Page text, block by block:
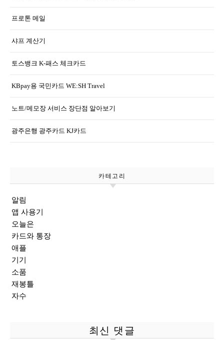
프로톤 메일
샤프 계산기
토스뱅크 K-패스 체크카드
KBpay용 국민카드 WE:SH Travel
노트/메모장 서비스 장단점 알아보기
광주은행 광주카드 KJ카드
카테고리
알림
앱 사용기
오늘은
카드와 통장
애플
기기
소품
재봉틀
자수
최신 댓글